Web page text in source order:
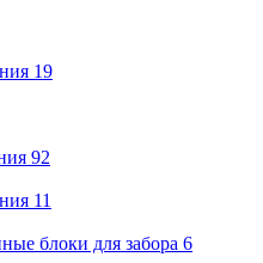
19
92
11
блоки для забора 6